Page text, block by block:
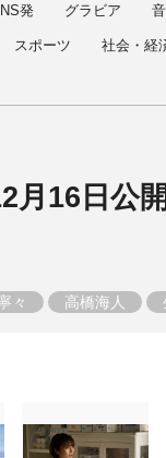
発 グラビア
スポーツ 社会・経
月16日公
々 高橋海人